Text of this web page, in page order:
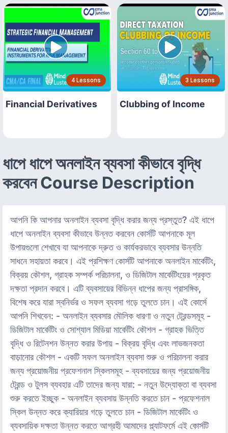
4 Lessons
Financial Derivatives
3 Lessons
Clubbing of Income
ধাপে ধাপে অনলাইন ব্যবসা কীভাবে বৃদ্ধি
করবেন Course Description
আপনি কি আপনার অনলাইন ব্যবসা বৃদ্ধি করার জন্য প্রস্তুত? এই ধাপে
ধাপে অনলাইন ব্যবসা কীভাবে উন্নত করবেন কোর্সটি আপনাকে মূল
উপায়গুলো শেখাবে যা আপনাকে দ্রুত ও কার্যকরভাবে ব্যবসার উন্নতি
সাধনে সহায়তা করবে। এই প্রশিক্ষণ কোর্সটি আপনাকে অনলাইন মার্কেটিং,
বিক্রয় কৌশল, গ্রাহক সম্পর্ক পরিচালনা, ও ডিজিটাল মার্কেটিংয়ের প্রকৃত
দক্ষতা প্রদান করবে। এটি ব্যবসায়ের বিভিন্ন ধাপের জন্য প্রাসঙ্গিক,
বিশেষ করে যারা স্বনির্ভর ও সফল ব্যবসা গড়ে তুলতে চান। এই কোর্সে
আপনি শিখবেন: - অনলাইন ব্যবসার মৌলিক ধারণা ও নতুন ট্রেন্ডসমূহ -
ডিজিটাল মার্কেটিং ও সোশ্যাল মিডিয়া মার্কেটিং কৌশল - গ্রাহক ভিত্তি
বৃদ্ধি ও রিটেনশন উন্নত করার উপায় - বিক্রয় বৃদ্ধি এবং লাভজনকতা
বাড়ানোর কৌশল - একটি সফল অনলাইন ব্যবসা শুরু ও পরিচালনা করার
জন্য প্রয়োজনীয় প্রফেশনাল স্কিলসমূহ - ব্যবসায়ের জন্য প্রয়োজনীয়
ট্রেন্ড ও টুলস ব্যবহার এটি তাদের জন্য যারা: - নতুন উদ্যোক্তা বা ব্যবসা
শুরু করতে ইচ্ছুক - অনলাইন ব্যবসায় উন্নতি করতে চান - প্রফেশনাল
স্কিল উন্নত করে ক্যারিয়ার গড়ে তুলতে চান - ডিজিটাল মার্কেটিং ও
ব্যবসায়িক দক্ষতা উন্নত করতে আগ্রহী আমাদের প্ল্যাটফর্মে এই কোর্সটি